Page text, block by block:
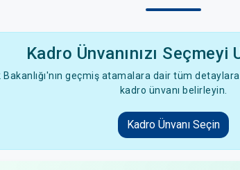
Kadro Ünvanınızı Seçmeyi
Bakanlığı'nın geçmiş atamalara dair tüm
kadro ünvanı belirleyin.
Kadro Ünvanı Seçin